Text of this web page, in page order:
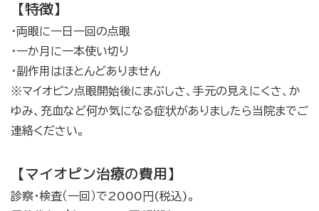
【特徴】
・両眼に一日一回の点眼
・一か月に一本使い切り
・副作用はほとんどありません
※マイオピン点眼開始後にまぶしさ、手元の見えにくさ、か
ゆみ、充血など何か気になる症状がありましたら当院までご
連絡ください。
【マイオピン治療の費用】
診察・検査（一回）で2000円(税込)。